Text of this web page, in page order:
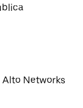
Networks